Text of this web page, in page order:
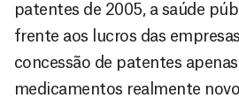
patentes de 2005, a saúde
frente aos lucros das
concessão de patentes
medicamentos realmente